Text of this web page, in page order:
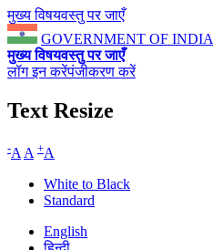
मुख्य विषयवस्तु पर जाएँ
GOVERNMENT OF INDIA
मुख्य विषयवस्तु पर जाएँ
लॉग इन करेंपंजीकरण करें
Text Resize
-A A +A
White to Black
Standard
English